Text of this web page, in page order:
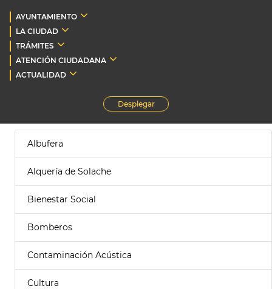
AYUNTAMIENTO
LA CIUDAD
TRÁMITES
ATENCIÓN CIUDADANA
ACTUALIDAD
Desplegar
Albufera
Alquería de Solache
Bienestar Social
Bomberos
Contaminación Acústica
Cultura